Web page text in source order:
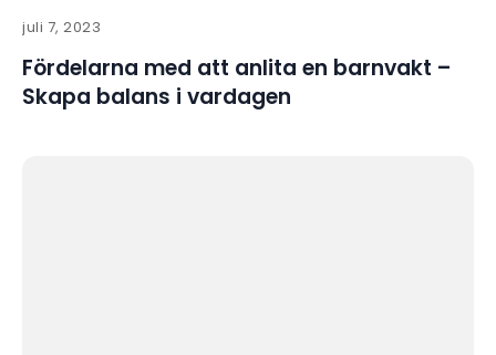
juli 7, 2023
Fördelarna med att anlita en barnvakt –
Skapa balans i vardagen